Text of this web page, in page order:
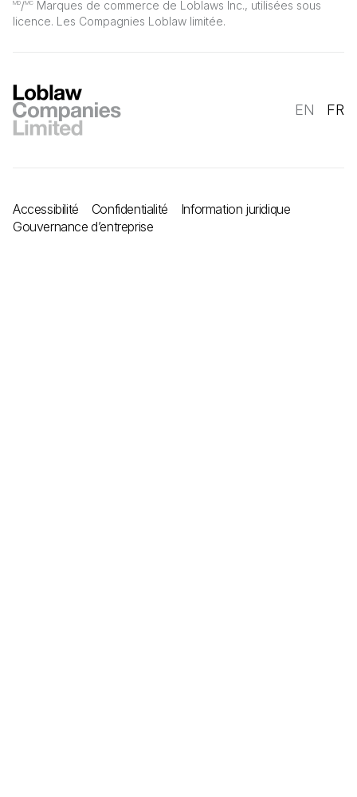
MD/MC Marques de commerce de Loblaws Inc., utilisées sous
licence. Les Compagnies Loblaw limitée.
EN FR
Accessibilité Confidentialité
Information juridique
Gouvernance d’entreprise